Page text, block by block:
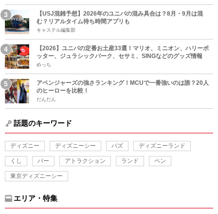
【USJ混雑予想】2026年のユニバの混み具合は？8月・9月は混
む？リアルタイム待ち時間アプリも
キャステル編集部
【2026】ユニバの定番お土産33選！マリオ、ミニオン、ハリーポ
ッター、ジュラシックパーク、セサミ、SINGなどのグッズ情報
めっち
アベンジャーズの強さランキング！MCUで一番強いのは誰？20人
のヒーローを比較！
だんだん
話題のキーワード
ディズニー ディズニーシー バズ ディズニーランド
くし バー アトラクション ランド ペン
東京ディズニーシー
エリア・特集